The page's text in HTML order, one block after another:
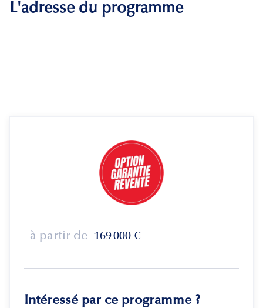
L'adresse du programme
à partir de 169 000 €
Intéressé par ce programme ?